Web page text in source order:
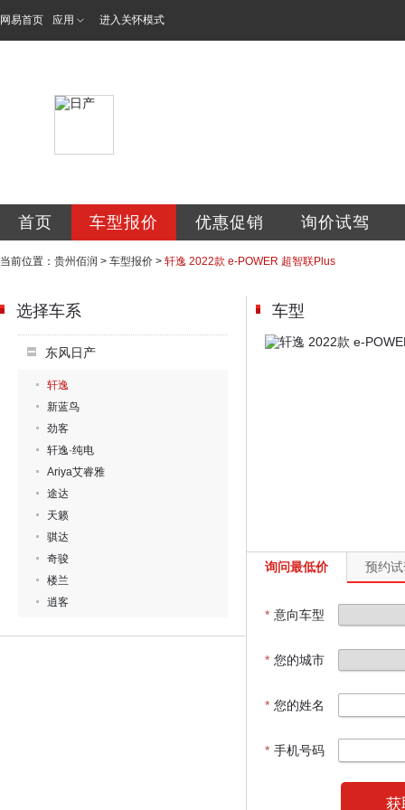
网易首页 应用 进入关怀模式
首页 车型报价 优惠促销 询价试驾
当前位置： 贵州佰润 > 车型报价 > 轩逸 2022款 e-POWER 超智联Plus
选择车系
东风日产
轩逸
新蓝鸟
劲客
轩逸·纯电
Ariya艾睿雅
途达
天籁
骐达
奇骏
楼兰
逍客
车型
询问最低价 预约
* 意向车型
* 您的城市
* 您的姓名
* 手机号码
获